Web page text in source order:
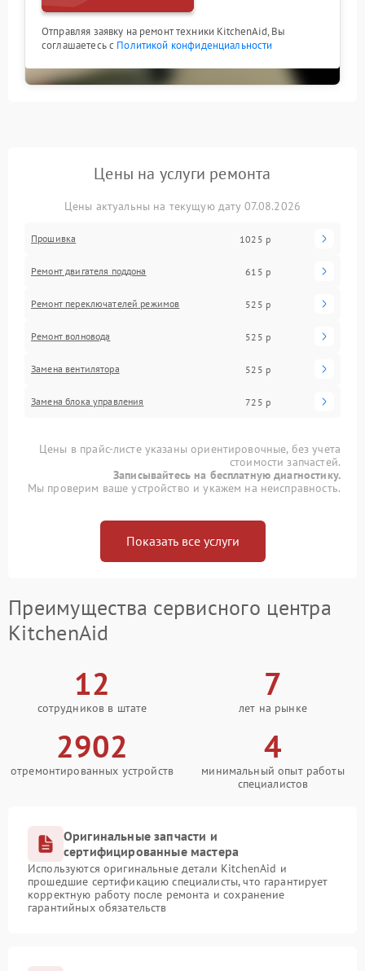
Отправляя заявку на ремонт техники KitchenAid, Вы
соглашаетесь с Политикой конфиденциальности
Цены на услуги ремонта
Цены актуальны на текущую дату 07.08.2026
Прошивка 1025 р
Ремонт двигателя поддона 615 р
Ремонт переключателей режимов 525 р
Ремонт волновода 525 р
Замена вентилятора 525 р
Замена блока управления 725 р
Цены в прайс-листе указаны ориентировочные, без учета
стоимости запчастей.
Записывайтесь на бесплатную диагностику.
Мы проверим ваше устройство и укажем на неисправность.
Показать все услуги
Преимущества сервисного центра
KitchenAid
12
сотрудников в штате
7
лет на рынке
2902
отремонтированных устройств
4
минимальный опыт работы
специалистов
Оригинальные запчасти и
сертифицированные мастера
Используются оригинальные детали KitchenAid и
прошедшие сертификацию специалисты, что гарантирует
корректную работу после ремонта и сохранение
гарантийных обязательств